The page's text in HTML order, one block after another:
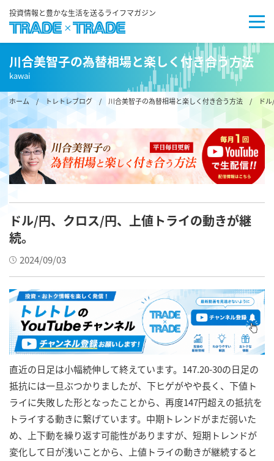
投資情報と豊かな生活を送るライフマガジン
川合美智子の為替相場と楽しく付き合う方法
kawai
ホーム/ トレトレブログ / 川合美智子の為替相場と楽しく付き合う方法 / ドル/
ドル/円、クロス/円、上値トライの動きが継
続。
2024/09/03
直近の日足は小幅続伸して終えています。147.20-30の日足の
抵抗には一旦ぶつかりましたが、下ヒゲがやや長く、下値ト
ライに失敗した形となったことから、再度147円超えの抵抗を
トライする動きに繋げています。中期トレンドがまだ弱いた
め、上下動を繰り返す可能性がありますが、短期トレンドが
変化して日が浅いことから、上値トライの動きが継続すると